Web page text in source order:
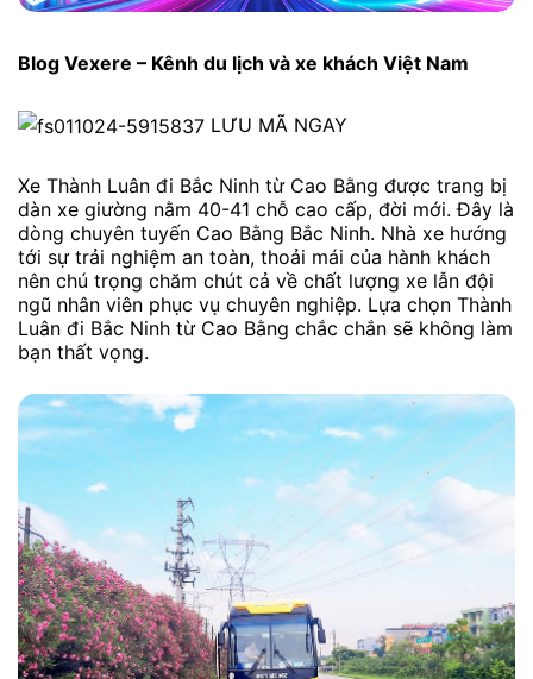
Blog Vexere – Kênh du lịch và xe khách Việt Nam
LƯU MÃ NGAY
Xe Thành Luân đi Bắc Ninh từ Cao Bằng được trang bị
dàn xe giường nằm 40-41 chỗ cao cấp, đời mới. Đây là
dòng chuyên tuyến Cao Bằng Bắc Ninh. Nhà xe hướng
tới sự trải nghiệm an toàn, thoải mái của hành khách
nên chú trọng chăm chút cả về chất lượng xe lẫn đội
ngũ nhân viên phục vụ chuyên nghiệp. Lựa chọn Thành
Luân đi Bắc Ninh từ Cao Bằng chắc chắn sẽ không làm
bạn thất vọng.